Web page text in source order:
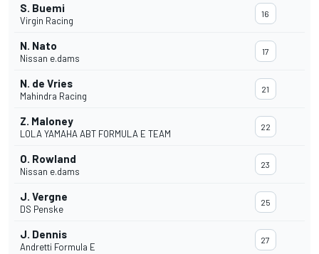
S. Buemi
Virgin Racing
16
N. Nato
Nissan e.dams
17
N. de Vries
Mahindra Racing
21
Z. Maloney
LOLA YAMAHA ABT FORMULA E TEAM
22
O. Rowland
Nissan e.dams
23
J. Vergne
DS Penske
25
J. Dennis
Andretti Formula E
27